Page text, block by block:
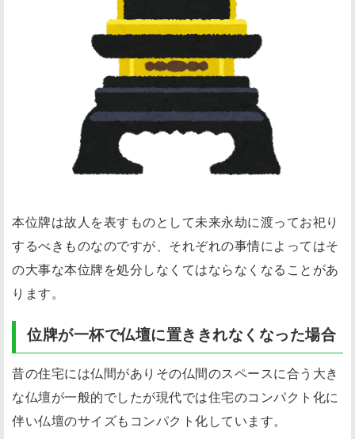
本位牌は故人を表すものとして未来永劫に渡ってお祀り
するべきものなのですが、それぞれの事情によってはそ
の大事な本位牌を処分しなくてはならなくなることがあ
ります。
位牌が一杯で仏壇に置ききれなくなった場合
昔の住宅には仏間がありその仏間のスペースに合う大き
な仏壇が一般的でしたが現代では住宅のコンパクト化に
伴い仏壇のサイズもコンパクト化しています。